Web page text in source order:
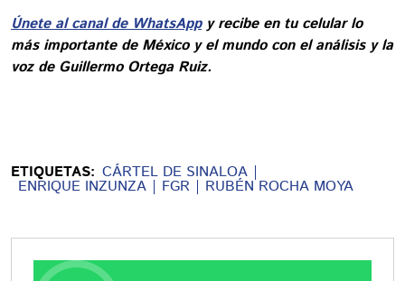
Únete al canal de WhatsAppy recibe en tu celular lo
más importante de México y el mundo con el análisis y la
voz de Guillermo Ortega Ruiz.
ETIQUETAS: CÁRTEL DE SINALOA
ENRIQUE INZUNZA FGR RUBÉN ROCHA MOYA